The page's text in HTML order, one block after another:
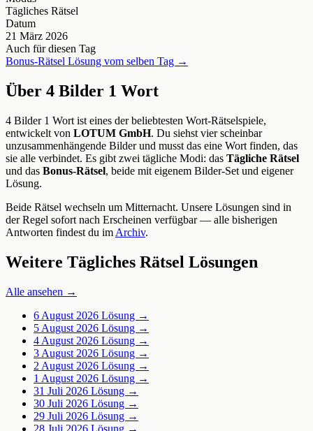
Tägliches Rätsel
Datum
21 März 2026
Auch für diesen Tag
Bonus-Rätsel Lösung vom selben Tag →
Über 4 Bilder 1 Wort
4 Bilder 1 Wort ist eines der beliebtesten Wort-Rätselspiele,
entwickelt von LOTUM GmbH. Du siehst vier scheinbar
unzusammenhängende Bilder und musst das eine Wort finden, das
sie alle verbindet. Es gibt zwei tägliche Modi: das Tägliche Rätsel
und das Bonus-Rätsel, beide mit eigenem Bilder-Set und eigener
Lösung.
Beide Rätsel wechseln um Mitternacht. Unsere Lösungen sind in
der Regel sofort nach Erscheinen verfügbar — alle bisherigen
Antworten findest du im Archiv.
Weitere Tägliches Rätsel Lösungen
Alle ansehen →
6 August 2026 Lösung →
5 August 2026 Lösung →
4 August 2026 Lösung →
3 August 2026 Lösung →
2 August 2026 Lösung →
1 August 2026 Lösung →
31 Juli 2026 Lösung →
30 Juli 2026 Lösung →
29 Juli 2026 Lösung →
28 Juli 2026 Lösung →